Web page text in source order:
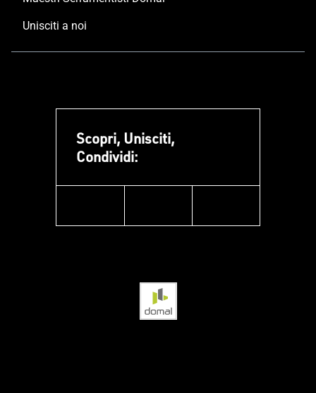
Unisciti a noi
Scopri, Unisciti,
Condividi: